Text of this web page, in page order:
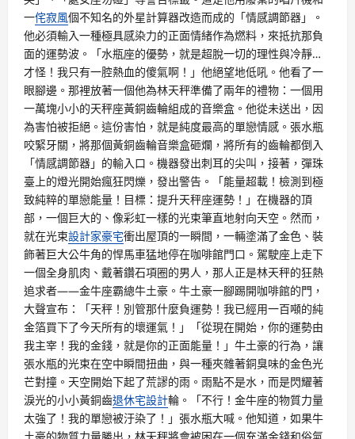
一侘寂風個不知名的外星計算器改造而成的「情感調節器」。
他必須輸入一種極具感染力的正面情緒作為燃料，來抵抗那負
面的運勢波。「水瓶座的優勢，就是超脫一切的理性與冷靜…
才怪！我只有一腔熱血的傻氣啊！」他絕望地低吼。他看了一
眼腳邊。那裡放著一個他為林天秤準備了兩年的禮物：一個用
一萬塊小小的天秤座黃銅齒輪組成的音樂盒。他從未送出，因
為害怕被拒絕。這份害怕，就是純度最高的單戀情感。張水瓶
咬緊牙關，將那個黃銅齒輪音樂盒砸爛，將所有的齒輪都倒入
「情感調節器」的輸入口。機器發出刺耳的尖叫，接著，彈珠
臺上的燈光開始瘋狂閃爍，發出警告。「能量超載！檢測到極
致純粹的單戀能量！目標：提升天秤座運勢！」在機器的頂
部，一個巨大的、像彩虹一樣的光束筆直地射向天空。然而，
就在光束設計家豪宅衝出屋頂的一瞬間，一輛塗滿了金色、裝
飾著巨大公牛角的悍馬車猛地停在咖啡館門口。駕駛座上走下
一個全身肌肉、戴著鑽石項圈的男人，那人正是林天秤的狂熱
追求者——金牛座霸總牛土豪。牛土豪一腳踢開咖啡館的門，
大聲宣布：「天秤！別管那什麼負運勢！我已經用一百噸的純
金箔買下了今天所有的壞運氣！」「從現在開始，你的運勢由
我主宰！我的金錢，就是你的正面能量！」牛土豪的行為，讓
張水瓶的光束在空中瞬間扭曲，與一種夾雜著銅臭味的金色光
芒對撞。天空開始下起了荒謬的雨。雨點不是水，而是閃耀著
淚光的小小黃銅齒退休宅設計輪。「不行！金牛座的物質力量
太強了！我的單戀被汙染了！」張水瓶大喊。他知道，如果牛